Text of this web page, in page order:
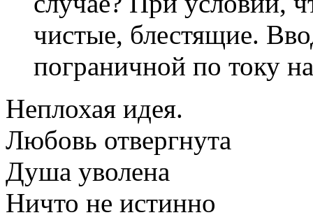
чистые, блестящие.
пограничной по току
Неплохая идея.
Любовь отвергнута
Душа уволена
Ничто не истинно